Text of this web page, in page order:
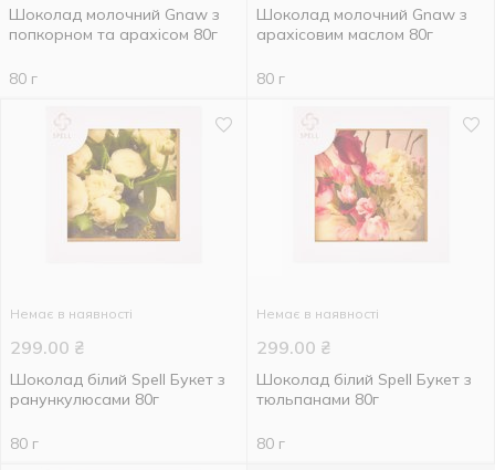
Шоколад молочний Gnaw з
попкорном та арахісом 80г
80 г
Шоколад молочний Gnaw з
арахісовим маслом 80г
80 г
Немає в наявності
299.00 ₴
Шоколад білий Spell Букет з
ранункулюсами 80г
80 г
Немає в наявності
299.00 ₴
Шоколад білий Spell Букет з
тюльпанами 80г
80 г